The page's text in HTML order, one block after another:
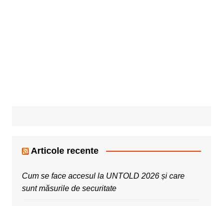
Articole recente
Cum se face accesul la UNTOLD 2026 și care
sunt măsurile de securitate